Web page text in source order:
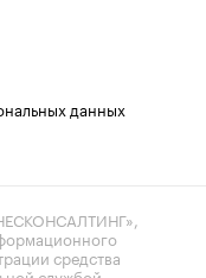
данных
средства